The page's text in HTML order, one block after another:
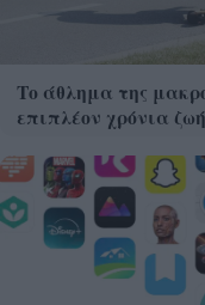
Το άθλημα της
επιπλέον χρόνια